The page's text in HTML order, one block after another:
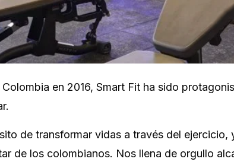
en 2016, Smart Fit ha sido
de transformar vidas a través del
de los colombianos. Nos llena de orgullo